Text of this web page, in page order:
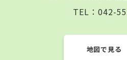
TEL： 042-
地図で見る